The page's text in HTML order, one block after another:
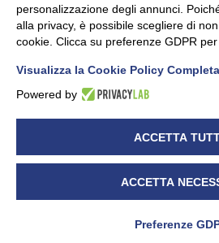
Cap. soc. euro
UNIDATA - Informativa privacy (per i
UNIDATA - Whistleblowing
personalizzazione degli annunci.
alla privacy, è possibile scegliere di
cookie. Clicca su preferenze GDPR per
Visualizza la Cookie Policy Completa
Powered by
ACCETTA
ACCETTA
Preferenze